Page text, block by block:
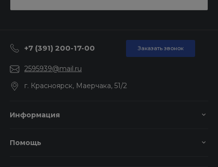
+7 (391) 200-17-00 Заказать звонок
2595939@mail.ru
г. Красноярск, Маерчака, 51/2
Информация
Помощь